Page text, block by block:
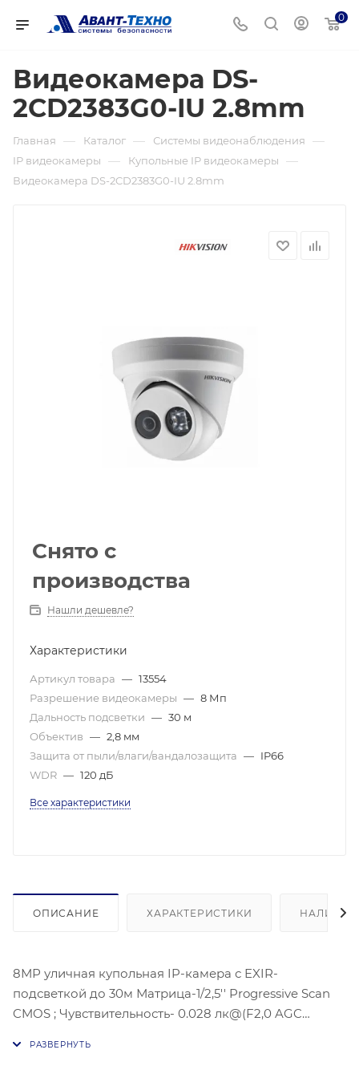
0
Видеокамера DS-
2CD2383G0-IU 2.8mm
Главная — Каталог — Системы видеонаблюдения —
IP видеокамеры — Купольные IP видеокамеры —
Видеокамера DS-2CD2383G0-IU 2.8mm
Снято с
производства
Нашли дешевле?
Характеристики
Артикул товара — 13554
Разрешение видеокамеры — 8 Мп
Дальность подсветки — 30 м
Объектив — 2,8 мм
Защита от пыли/влаги/вандалозащита — IP66
WDR — 120 дБ
Все характеристики
ОПИСАНИЕ ХАРАКТЕРИСТИКИ НАЛИЧИЕ
8МР уличная купольная IP-камера с EXIR-
подсветкой до 30м Матрица-1/2,5'' Progressive Scan
CMOS ; Чувствительность- 0.028 лк@(F2,0 AGC